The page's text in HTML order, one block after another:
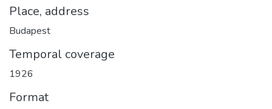
Place, address
Budapest
Temporal coverage
1926
Format